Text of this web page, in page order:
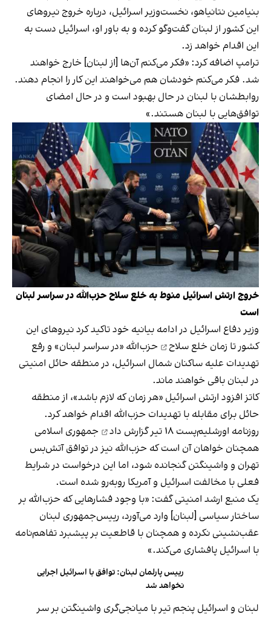
بنیامین نتانیاهو، نخست‌وزیر اسرائیل، درباره خروج نیروهای
این کشور از لبنان گفت‌وگو کرده و به باور او، اسرائیل دست به
این اقدام خواهد زد.
ترامپ اضافه کرد: «فکر می‌کنم آن‌ها [از لبنان] خارج خواهند
شد. فکر می‌کنم خودشان هم می‌خواهند این کار را انجام دهند.
روابطشان با لبنان در حال بهبود است و در حال امضای
توافق‌هایی با لبنان هستند.»
خروج ارتش اسرائیل منوط به خلع سلاح حزب‌الله در سراسر لبنان
است
وزیر دفاع اسرائیل در ادامه بیانیه خود تاکید کرد نیروهای این
کشور تا زمان خلع سلاح
حزب‌الله «در سراسر لبنان» و رفع
تهدیدات علیه ساکنان شمال اسرائیل، در منطقه حائل امنیتی
در لبنان باقی خواهند ماند.
کاتز افزود ارتش اسرائیل «هر زمان که لازم باشد»، از منطقه
حائل برای مقابله با تهدیدات حزب‌الله اقدام خواهد کرد.
روزنامه اورشلیم‌پست ۱۸ تیر
گزارش داد
جمهوری اسلامی
همچنان خواهان آن است که حزب‌الله نیز در توافق آتش‌بس
تهران و واشینگتن گنجانده شود، اما این درخواست در شرایط
فعلی با مخالفت اسرائیل و آمریکا روبه‌رو شده است.
یک منبع ارشد امنیتی گفت: «با وجود فشارهایی که حزب‌الله بر
ساختار سیاسی [لبنان] وارد می‌آورد، رییس‌جمهوری لبنان
عقب‌نشینی نکرده و همچنان با قاطعیت بر پیشبرد تفاهم‌نامه
با اسرائیل پافشاری می‌کند.»
رییس پارلمان لبنان: توافق با اسرائیل اجرایی
نخواهد شد
لبنان و اسرائیل پنجم تیر با میانجی‌گری واشینگتن بر سر